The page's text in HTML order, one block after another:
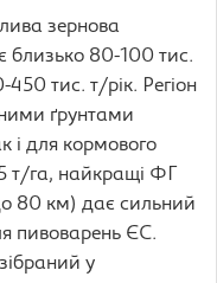
зернова
близько 80-100 тис.
тис. т/рік. Регіон
ґрунтами
і для кормового
т/га, найкращі ФГ
80 км) дає сильний
пивоварень ЄС.
у